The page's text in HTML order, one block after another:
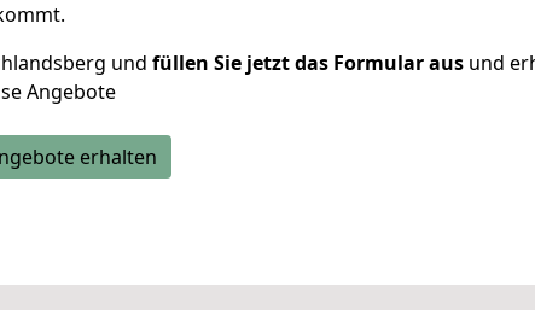
und füllen Sie jetzt das Formular ausund
Angebote
erhalten